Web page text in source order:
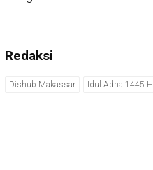
Redaksi
Dishub Makassar Idul Adha 1445 H